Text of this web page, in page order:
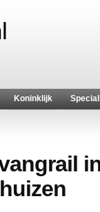
Koninklijk